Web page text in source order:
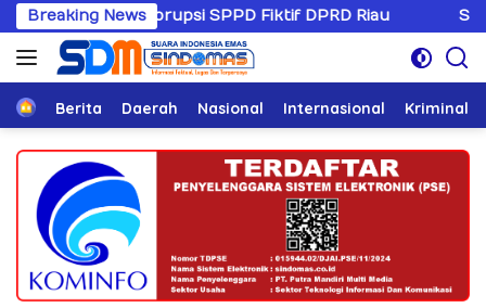
Langsung
ke
konten
Breaking News
Korupsi SPPD Fiktif DPRD Riau Sandiwaranya
HomeBerita Daerah Nasional Internasional Kriminal